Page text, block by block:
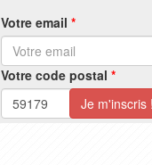
Votre email *
Votre code postal *